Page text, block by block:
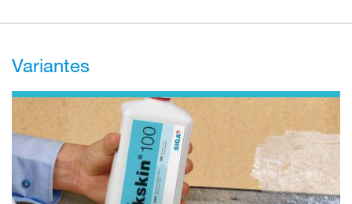
Variantes